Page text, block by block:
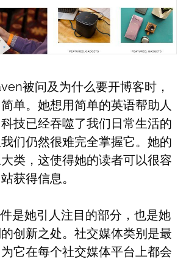
被问及为什么要开博客时，
单。她想用简单的英语帮助人
技已经吞噬了我们日常生活的
们仍然很难完全掌握它。她的
类，这使得她的读者可以很容
获得信息。
是她引人注目的部分，也是她
创新之处。社交媒体类别是最
它在每个社交媒体平台上都会